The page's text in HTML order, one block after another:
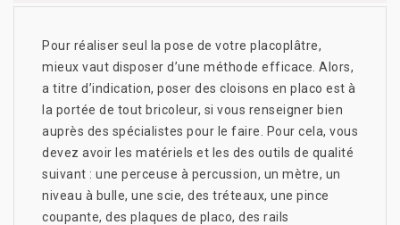
Pour réaliser seul la pose de votre placoplâtre,
mieux vaut disposer d’une méthode efficace. Alors,
a titre d’indication, poser des cloisons en placo est à
la portée de tout bricoleur, si vous renseigner bien
auprès des spécialistes pour le faire. Pour cela, vous
devez avoir les matériels et les des outils de qualité
suivant : une perceuse à percussion, un mètre, un
niveau à bulle, une scie, des tréteaux, une pince
coupante, des plaques de placo, des rails